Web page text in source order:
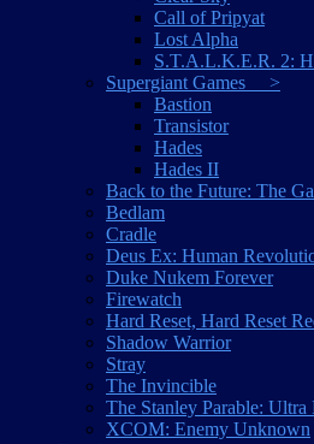
Call of Pripyat
Lost Alpha
S.T.A.L.K.E.R. 2:
Supergiant Games >
Bastion
Transistor
Hades
Hades II
Back to the Future: The
Bedlam
Cradle
Deus Ex: Human
Duke Nukem Forever
Firewatch
Hard Reset, Hard Reset
Shadow Warrior
Stray
The Invincible
The Stanley Parable: Ultra
XCOM: Enemy Unknown